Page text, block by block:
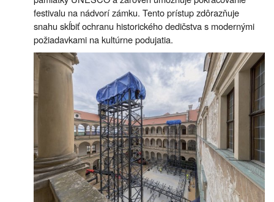
festivalu na nádvorí zámku. Tento prístup zdôrazňuje
snahu skĺbiť ochranu historického dedičstva s modernými
požiadavkami na kultúrne podujatia.